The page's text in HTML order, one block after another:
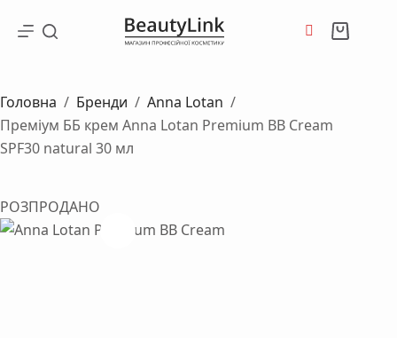
Кошик
Головна / Бренди / Anna Lotan /
Преміум ББ крем Anna Lotan Premium BB Cream
SPF30 natural 30 мл
РОЗПРОДАНО